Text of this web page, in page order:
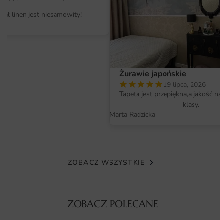
szukają unikalnych rozwiązań, warto rozważyć stworzenie
galerii ściennej, w której Plakat Dziki Kocur będzie jednym
z elementów. Warto również zwrócić uwagę na naszą
, która oferuje różnorodne motywy i
style, które doskonale współgrają z tym plakatem.
Plakat Dziki Kocur wykonany jest z wysokiej jakości
materiałów, co gwarantuje jego trwałość i estetykę.
Drukowany na papierze o wysokiej gramaturze, plakat
piękno w każdym detalu.
linen jest niesamowity!
Żurawie japońskie
19 lipca, 2026
Tapeta jest przepiękna,a jakość
klasy.
Marta Radzicka
ZOBACZ WSZYSTKIE
ZOBACZ POLECANE